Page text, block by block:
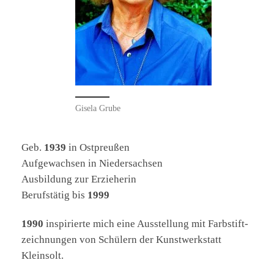
Gise­la Grube
Geb. 1939 in Ost­preu­ßen
Auf­ge­wach­sen in Nie­der­sach­sen
Aus­bil­dung zur Erzie­he­rin
Berufs­tä­tig bis 1999
1990inspi­rier­te mich eine Aus­stel­lung mit Farb­stift­
zeich­nun­gen von Schü­lern der Kunst­werk­statt
Kleinsolt.